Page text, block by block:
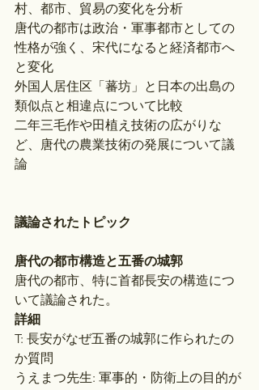
村、都市、貿易の変化を分析
唐代の都市は政治・軍事都市としての
性格が強く、宋代になると経済都市へ
と変化
外国人居住区「蕃坊」と日本の出島の
類似点と相違点について比較
二年三毛作や田植え技術の広がりな
ど、唐代の農業技術の発展について議
論
議論されたトピック
唐代の都市構造と五番の城郭
唐代の都市、特に首都長安の構造につ
いて議論された。
詳細
T: 長安がなぜ五番の城郭に作られたの
か質問
うえまつ先生: 軍事的・防衛上の目的が